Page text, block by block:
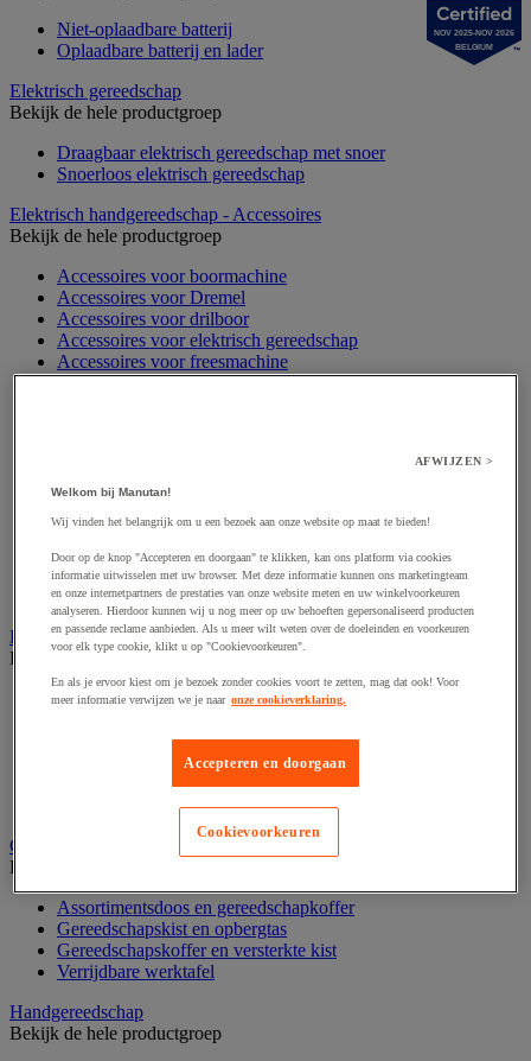
Niet-oplaadbare batterij
Oplaadbare batterij en lader
Elektrisch gereedschap
Bekijk de hele productgroep
Draagbaar elektrisch gereedschap met snoer
Snoerloos elektrisch gereedschap
Elektrisch handgereedschap - Accessoires
Bekijk de hele productgroep
Accessoires voor boormachine
Accessoires voor Dremel
Accessoires voor drilboor
Accessoires voor elektrisch gereedschap
Accessoires voor freesmachine
Accessoires voor heteluchtpistool
Accessoires voor schuurmachine
Accessoires voor snij- en snoeigereedschap
Accessoires voor snij-schuurmachine
Accessoires voor spijkermachine
Accessoires voor zaag
Elektrische toebehoren en verlichting
Bekijk de hele productgroep
Accessoires voor elektrisch schakelpaneel
Elektrische kabel
Elektrische uitrusting
Verlengsnoer, stekkerdoos en kapelhaspel
Wandcontactdoos en schakelaar
Gereedschap opbergen
Bekijk de hele productgroep
Assortimentsdoos en gereedschapkoffer
Gereedschapskist en opbergtas
Gereedschapskoffer en versterkte kist
Verrijdbare werktafel
Handgereedschap
Bekijk de hele productgroep
NOV 2025-NOV 2026
BELGIUM
AFWIJZEN >
Welkom bij Manutan!
Wij vinden het belangrijk om u een bezoek aan onze website op maat te bieden!
Door op de knop "Accepteren en doorgaan" te klikken, kan ons platform via cookies
informatie uitwisselen met uw browser. Met deze informatie kunnen ons marketingteam
en onze internetpartners de prestaties van onze website meten en uw winkelvoorkeuren
analyseren. Hierdoor kunnen wij u nog meer op uw behoeften gepersonaliseerd producten
en passende reclame aanbieden. Als u meer wilt weten over de doeleinden en voorkeuren
voor elk type cookie, klikt u op "Cookievoorkeuren".
En als je ervoor kiest om je bezoek zonder cookies voort te zetten, mag dat ook! Voor
meer informatie verwijzen we je naar onze cookieverklaring.
Accepteren en doorgaan
Cookievoorkeuren